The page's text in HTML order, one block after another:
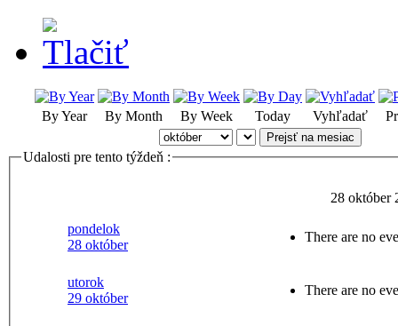
By Year By Month By Week Today Vyhľadať
Prejsť na mesiac
Udalosti pre tento týždeň :
28 október
pondelok
28 október
There are no
utorok
29 október
There are no